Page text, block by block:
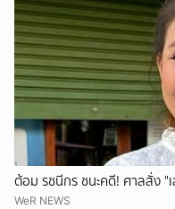
ต้อม รชนีกร ชนะคดี! ศาลสั่ง
WeR NEWS